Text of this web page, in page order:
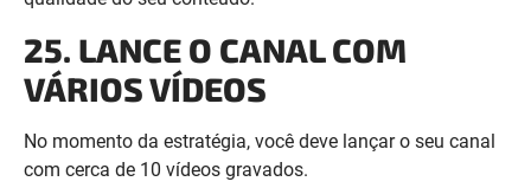
com cerca de 10 vídeos gravados.
Isso é muito importante, pois a pessoa vai querer assistir
mais conteúdos e melhorar a sua performance com o
YouTube.